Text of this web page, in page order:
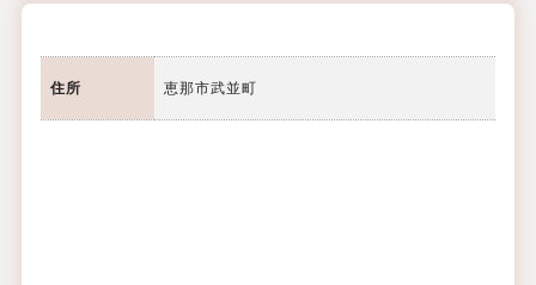
住所 恵那市武並町